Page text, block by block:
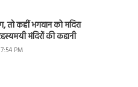
तो कहीं भगवान को मदिरा
मंदिरों की कहानी
PM